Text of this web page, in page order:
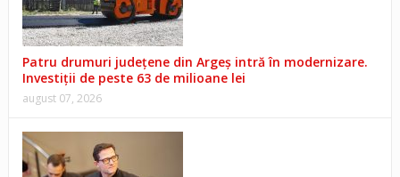
Patru drumuri județene din Argeș intră în modernizare.
Investiții de peste 63 de milioane lei
august 07, 2026